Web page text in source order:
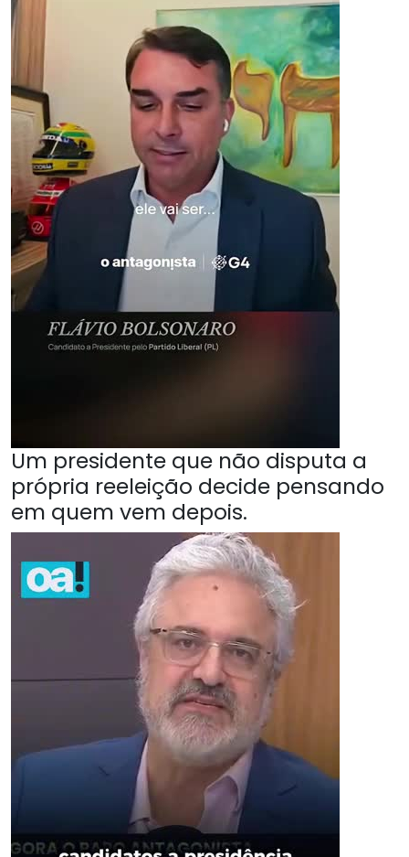
Um presidente que não disputa a
própria reeleição decide pensando
em quem vem depois.